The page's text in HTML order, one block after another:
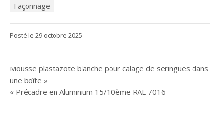
Façonnage
Posté le 29 octobre 2025
Navigation
de
Mousse plastazote blanche pour calage de seringues dans
une boîte »
« Précadre en Aluminium 15/10ème RAL 7016